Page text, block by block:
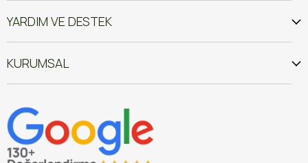
YARDIM VE DESTEK
KURUMSAL